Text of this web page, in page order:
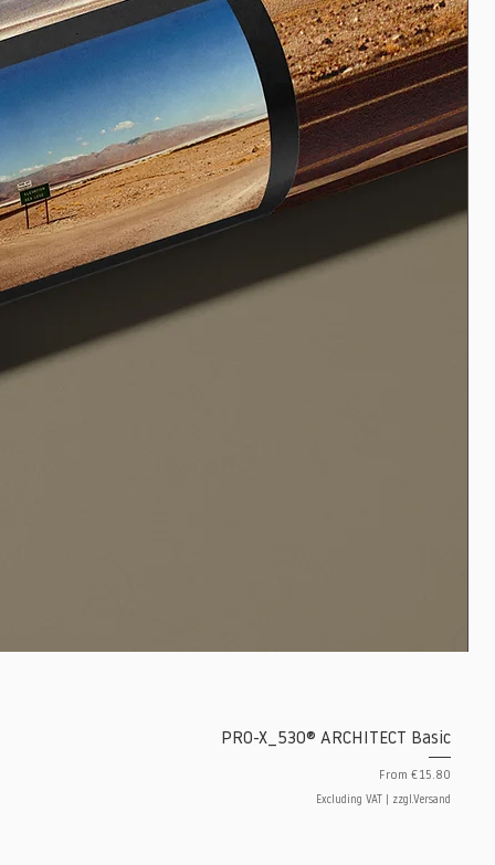
PRO-X_530® ARCHITECT Basic
From €15.80
Sale Price
Excluding VAT zzgl.Versand